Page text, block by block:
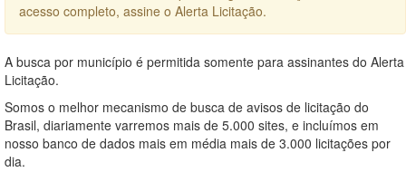
acesso completo, assine o Alerta Licitação.
A busca por município é permitida somente para assinantes do Alerta
Licitação.
Somos o melhor mecanismo de busca de avisos de licitação do
Brasil, diariamente varremos mais de 5.000 sites, e incluímos em
nosso banco de dados mais em média mais de 3.000 licitações por
dia.